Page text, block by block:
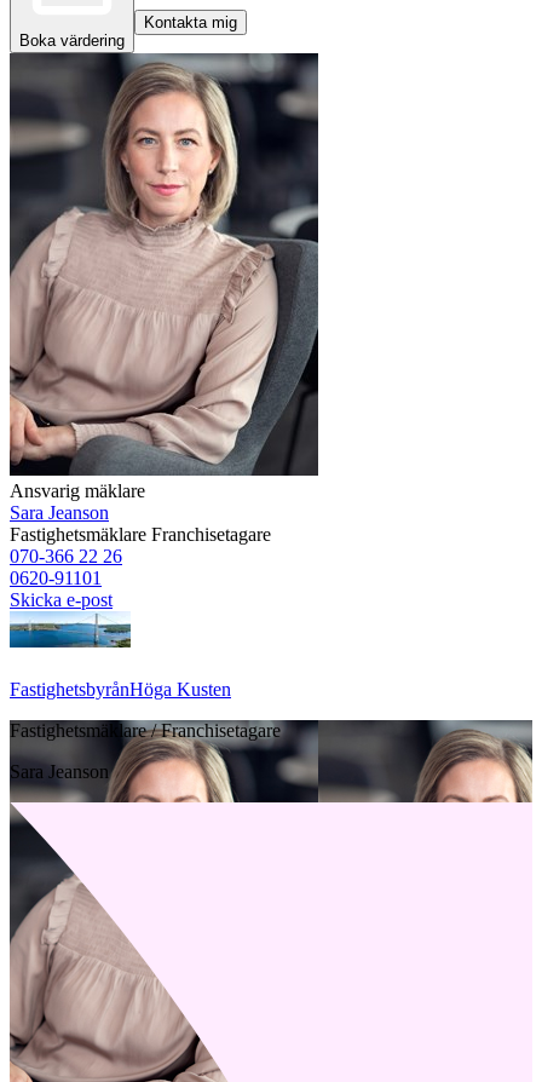
Boka värdering
Kontakta mig
Ansvarig mäklare
Sara Jeanson
Fastighetsmäklare Franchisetagare
070-366 22 26
0620-91101
Skicka e-post
FastighetsbyrånHöga Kusten
Fastighetsmäklare / Franchisetagare
Sara Jeanson